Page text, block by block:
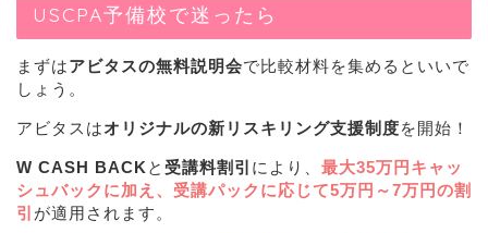
USCPA予備校で迷ったら
まずはアビタスの無料説明会で比較材料を集めるといいで
しょう。
アビタスはオリジナルの新リスキリング支援制度を開始！
W CASH BACKと 受講料割引 により、 最大35万円キャッ
シュバック に加え、受講パックに応じて5万円～7万円の割
引 が適用されます。